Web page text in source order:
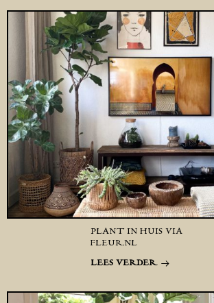
PLANT IN HUIS VIA
FLEUR.NL
LEES VERDER